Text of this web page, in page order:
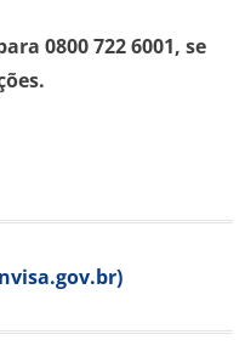
0800 722 6001, se